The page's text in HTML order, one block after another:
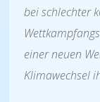
bei schlechter
einer neuen
Klimawechsel